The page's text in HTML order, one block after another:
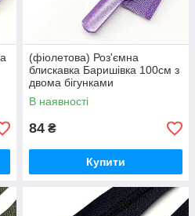
(фіолетова) Роз'ємна
блискавка Баришівка 100см з
двома бігунками
В наявності
84 ₴
Купити